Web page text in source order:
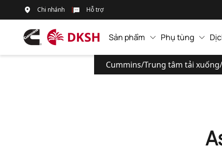
Chi nhánh Hỗ trợ
Sản phẩm Phụ tùng
Cummins/Trung tâm tải xuống/